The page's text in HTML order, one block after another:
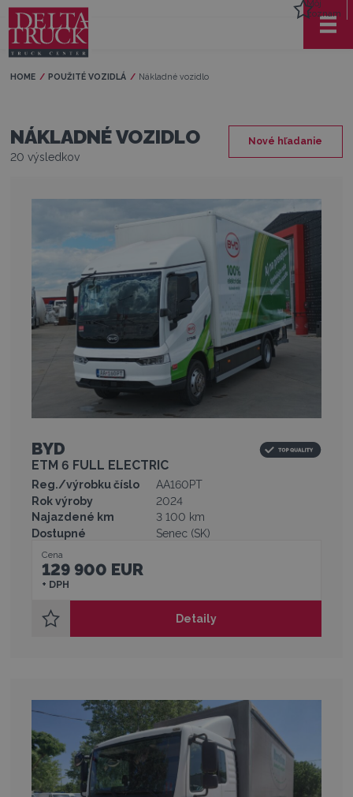
Môj
zoznam
HOME POUŽITÉ VOZIDLÁ Current:
Nákladné vozidlo
Nové hľadanie
NÁKLADNÉ VOZIDLO
20 výsledkov
BYD
ETM 6 FULL ELECTRIC
Reg./výrobku číslo
AA160PT
Rok výroby
2024
Najazdené km
3 100 km
Dostupné
Senec (SK)
Cena
129 900 EUR
+ DPH
Detaily